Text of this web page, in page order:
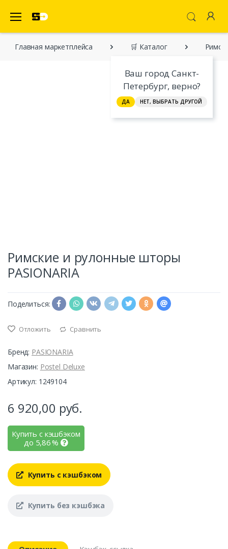
Ваш город Санкт-
Петербург, верно?
ДА НЕТ, ВЫБРАТЬ ДРУГОЙ
Главная марĸетплейса 🛒 Каталог
Римские и рулонные шторы
PASIONARIA
Поделиться:
Отложить Сравнить
Бренд: PASIONARIA
Магазин: Postel Deluxe
Артикул: 1249104
6 920,00 руб.
Купить с кэшбэком
до 5,86%
Купить с кэшбэком
Купить без кэшбэка